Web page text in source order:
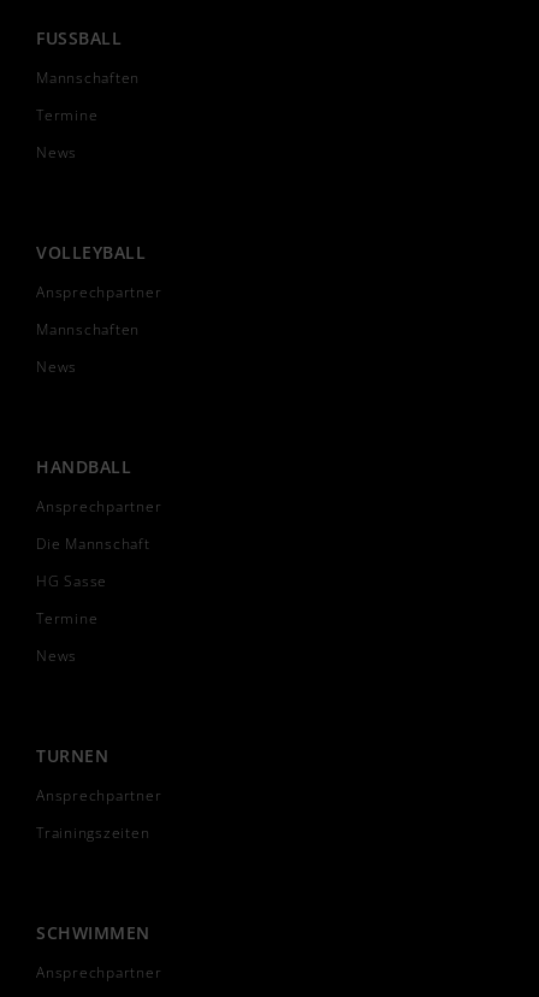
FUSSBALL
Mannschaften
Termine
News
VOLLEYBALL
Ansprechpartner
Mannschaften
News
HANDBALL
Ansprechpartner
Die Mannschaft
HG Sasse
Termine
News
TURNEN
Ansprechpartner
Trainingszeiten
SCHWIMMEN
Ansprechpartner